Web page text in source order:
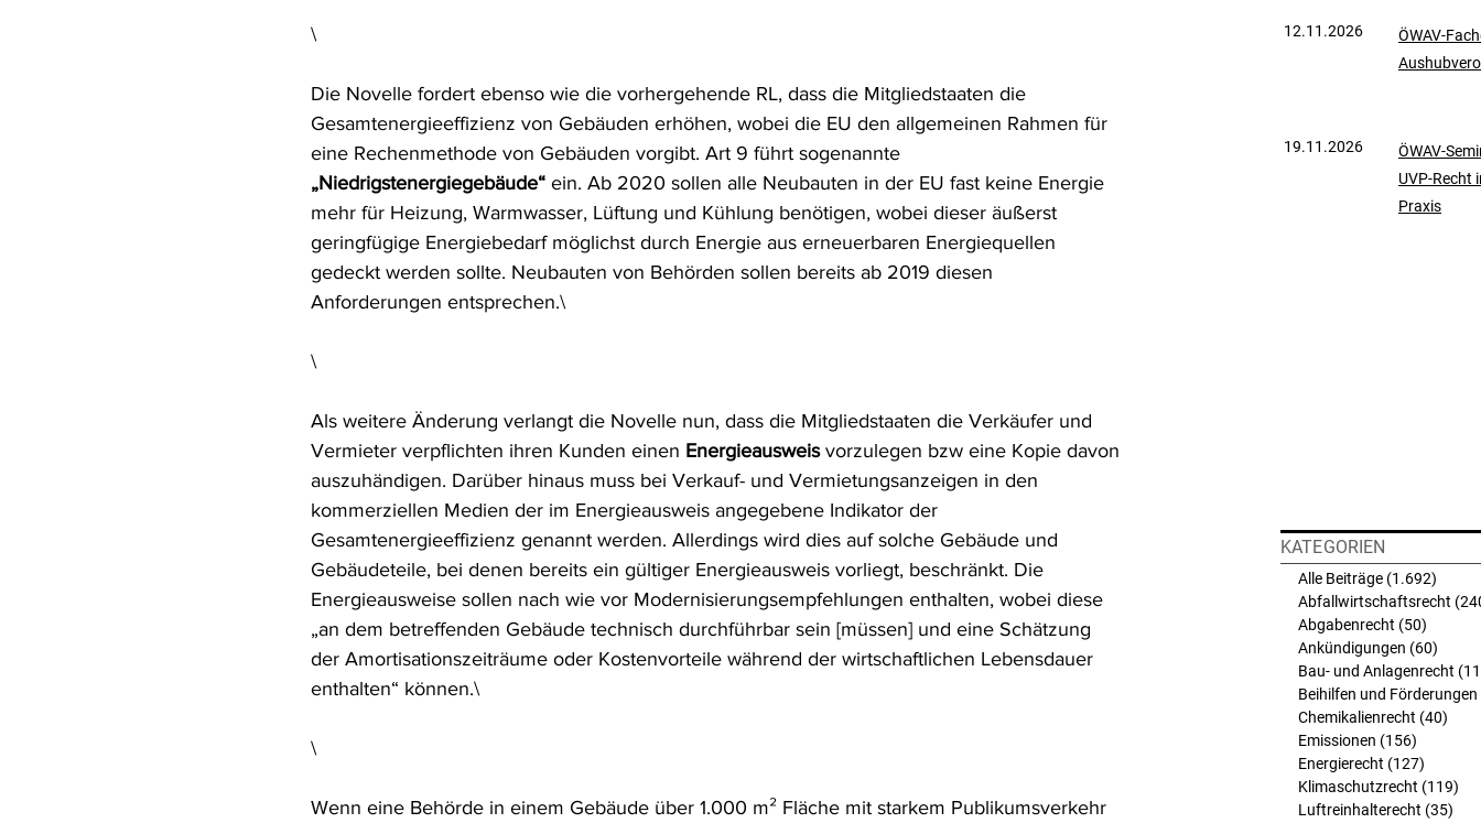
\
Die Novelle fordert ebenso wie die vorhergehende RL, dass die Mitgliedstaaten die
Gesamtenergieeffizienz von Gebäuden erhöhen, wobei die EU den allgemeinen Rahmen für
eine Rechenmethode von Gebäuden vorgibt. Art 9 führt sogenannte
„Niedrigstenergiegebäude“ ein. Ab 2020 sollen alle Neubauten in der EU fast keine Energie
mehr für Heizung, Warmwasser, Lüftung und Kühlung benötigen, wobei dieser äußerst
geringfügige Energiebedarf möglichst durch Energie aus erneuerbaren Energiequellen
gedeckt werden sollte. Neubauten von Behörden sollen bereits ab 2019 diesen
Anforderungen entsprechen.\
\
Als weitere Änderung verlangt die Novelle nun, dass die Mitgliedstaaten die Verkäufer und
Vermieter verpflichten ihren Kunden einen Energieausweis vorzulegen bzw eine Kopie davon
auszuhändigen. Darüber hinaus muss bei Verkauf- und Vermietungsanzeigen in den
kommerziellen Medien der im Energieausweis angegebene Indikator der
Gesamtenergieeffizienz genannt werden. Allerdings wird dies auf solche Gebäude und
Gebäudeteile, bei denen bereits ein gültiger Energieausweis vorliegt, beschränkt. Die
Energieausweise sollen nach wie vor Modernisierungsempfehlungen enthalten, wobei diese
„an dem betreffenden Gebäude technisch durchführbar sein [müssen] und eine Schätzung
der Amortisationszeiträume oder Kostenvorteile während der wirtschaftlichen Lebensdauer
enthalten“ können.\
\
Wenn eine Behörde in einem Gebäude über 1.000 m² Fläche mit starkem Publikumsverkehr
Alle Beiträge (1.692)
Abfallwirtschaftsrecht
Abgabenrecht (50)
Ankündigungen (60)
Bau- und Anlagenrecht
Beihilfen und Förderungen
Chemikalienrecht (40)
Emissionen (156)
Energierecht (127)
Klimaschutzrecht (119)
Luftreinhalterecht (35)
12.11.2026
ÖWAV-
19.11.2026
ÖWAV-
UVP-Recht
Praxis
KATEGORIEN